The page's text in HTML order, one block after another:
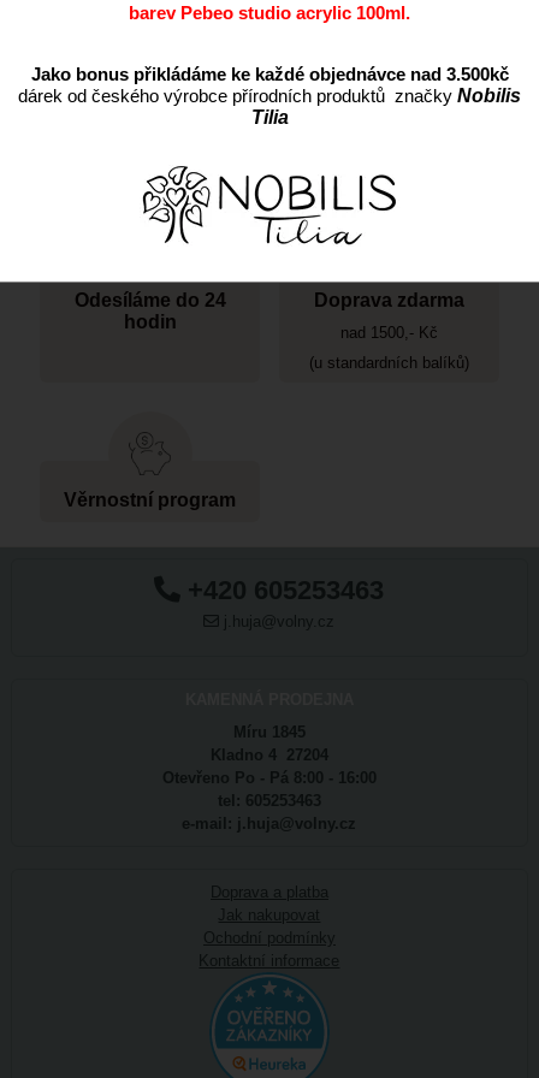
Odesíláme do 24
hodin
Doprava zdarma
nad 1500,- Kč
(u standardních balíků)
Věrnostní program
+420 605253463
j.huja@volny.cz
Míru 1845
Kladno 4 27204
Otevřeno Po - Pá 8:00 - 16:00
tel: 605253463
e-mail: j.huja@volny.cz
Doprava a platba
Jak nakupovat
Ochodní podmínky
Kontaktní informace
barev Pebeo studio acrylic 100ml.
Jako bonus přikládáme ke každé objednávce nad 3.500kč
dárek od českého výrobce přírodních produktů značky Nobilis
Tilia